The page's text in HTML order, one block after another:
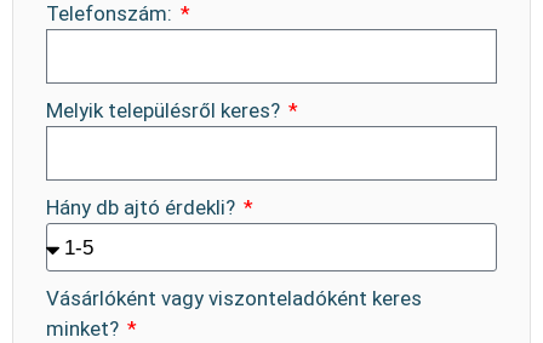
Telefonszám:
Melyik településről keres?
Hány db ajtó érdekli?
Vásárlóként vagy viszonteladóként keres
minket?